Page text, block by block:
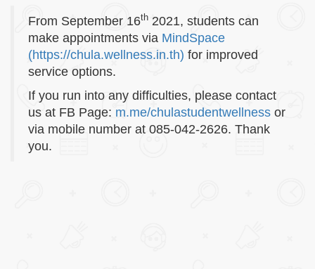
From September 16th 2021, students can
make appointments via MindSpace
(https://chula.wellness.in.th) for improved
service options.
If you run into any difficulties, please contact
us at FB Page: m.me/chulastudentwellness or
via mobile number at 085-042-2626. Thank
you.